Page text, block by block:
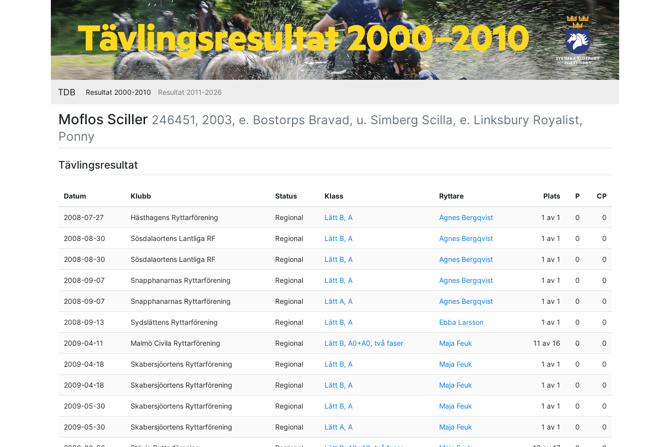
TDB Resultat 2000-2010 Resultat 2011-2026
Moflos Sciller 246451, 2003, e. Bostorps Bravad, u. Simberg Scilla, e. Linksbury Royalist,
Ponny
Tävlingsresultat
Datum Klubb Status Klass Ryttare Plats P CP
2008-07-27 Hästhagens Ryttarförening Regional Lätt B, A Agnes Bergqvist 1 av 1 0 0
2008-08-30 Sösdalaortens Lantliga RF Regional Lätt B, A Agnes Bergqvist 1 av 1 0 0
2008-08-30 Sösdalaortens Lantliga RF Regional Lätt B, A Agnes Bergqvist 1 av 1 0 0
2008-09-07 Snapphanarnas Ryttarförening Regional Lätt B, A Agnes Bergqvist 1 av 1 0 0
2008-09-07 Snapphanarnas Ryttarförening Regional Lätt A, A Agnes Bergqvist 1 av 1 0 0
2008-09-13 Sydslättens Ryttarförening Regional Lätt B, A Ebba Larsson 1 av 1 0 0
2009-04-11 Malmö Civila Ryttarförening Regional Lätt B, A0+A0, två faser Maja Feuk 11 av 16 0 0
2009-04-18 Skabersjöortens Ryttarförening Regional Lätt B, A Maja Feuk 1 av 1 0 0
2009-04-18 Skabersjöortens Ryttarförening Regional Lätt B, A Maja Feuk 1 av 1 0 0
2009-05-30 Skabersjöortens Ryttarförening Regional Lätt B, A Maja Feuk 1 av 1 0 0
2009-05-30 Skabersjöortens Ryttarförening Regional Lätt A, A Maja Feuk 1 av 1 0 0